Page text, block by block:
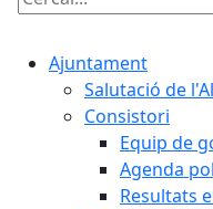
Cercar:
Ajuntament
Salutació de
Consistori
Equip de
Agenda
Resultats